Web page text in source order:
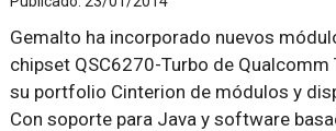
Gemalto ha incorporado nuevos
chipset QSC6270-Turbo de Qualcomm
su portfolio Cinterion de módulos y
Con soporte para Java y software